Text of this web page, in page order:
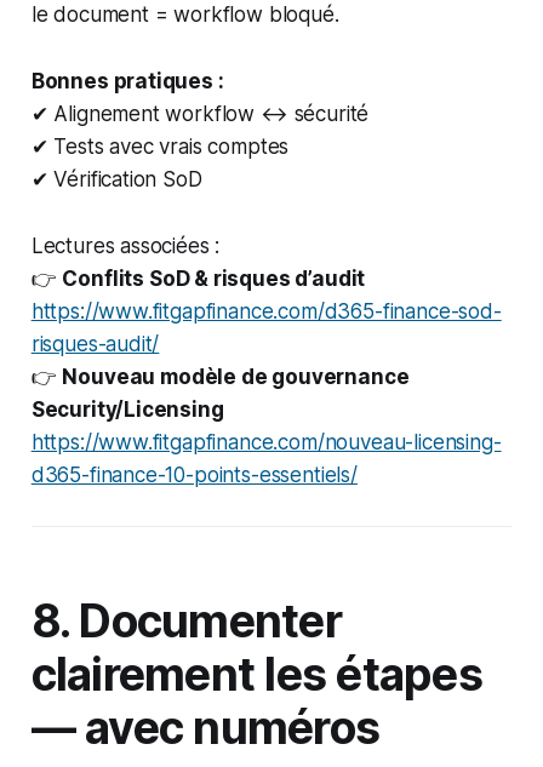
le document = workflow bloqué.
Bonnes pratiques :
✔ Alignement workflow ↔ sécurité
✔ Tests avec vrais comptes
✔ Vérification SoD
Lectures associées :
👉 Conflits SoD & risques d’audit
https://www.fitgapfinance.com/d365-finance-sod-
risques-audit/
👉 Nouveau modèle de gouvernance
Security/Licensing
https://www.fitgapfinance.com/nouveau-licensing-
d365-finance-10-points-essentiels/
8. Documenter
clairement les étapes
— avec numéros